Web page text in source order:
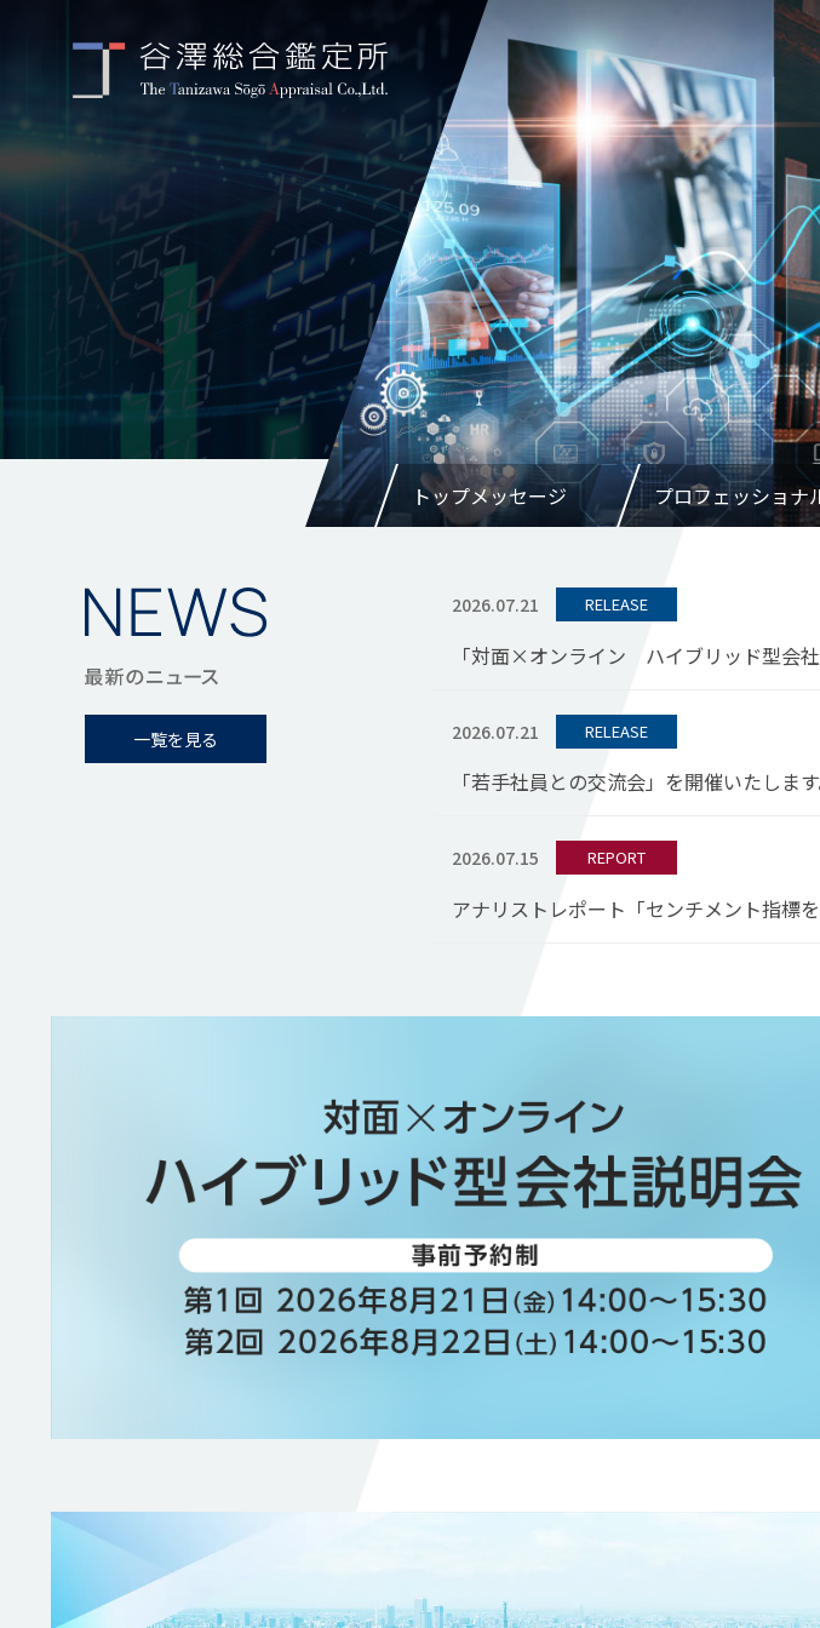
トップメッセージ プロフェッショナ
一覧を見る
2026.07.21 RELEASE
「対面×オンライン ハイブリッド型会社
2026.07.21 RELEASE
「若手社員との交流会」を開催いたします
2026.07.15 REPORT
アナリストレポート「センチメント指標